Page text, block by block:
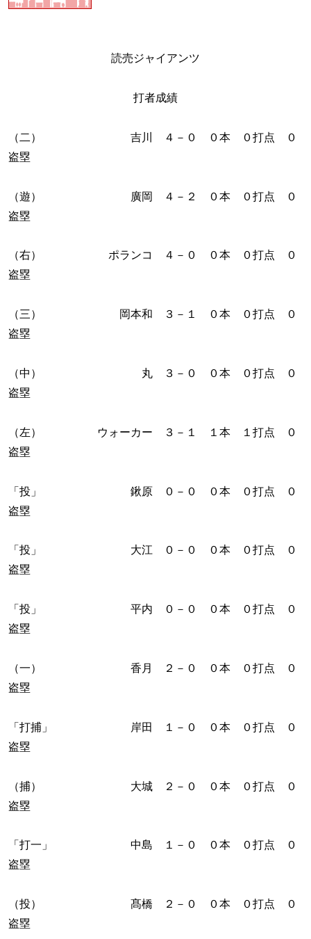
読売ジャイアンツ
打者成績
（二） 吉川 ４－０ ０本 ０打点 ０
盗塁
（遊） 廣岡 ４－２ ０本 ０打点 ０
盗塁
（右） ポランコ ４－０ ０本 ０打点 ０
盗塁
（三） 岡本和 ３－１ ０本 ０打点 ０
盗塁
（中） 丸 ３－０ ０本 ０打点 ０
盗塁
（左） ウォーカー ３－１ １本 １打点 ０
盗塁
「投」 鍬原 ０－０ ０本 ０打点 ０
盗塁
「投」 大江 ０－０ ０本 ０打点 ０
盗塁
「投」 平内 ０－０ ０本 ０打点 ０
盗塁
（一） 香月 ２－０ ０本 ０打点 ０
盗塁
「打捕」 岸田 １－０ ０本 ０打点 ０
盗塁
（捕） 大城 ２－０ ０本 ０打点 ０
盗塁
「打一」 中島 １－０ ０本 ０打点 ０
盗塁
（投） 髙橋 ２－０ ０本 ０打点 ０
盗塁